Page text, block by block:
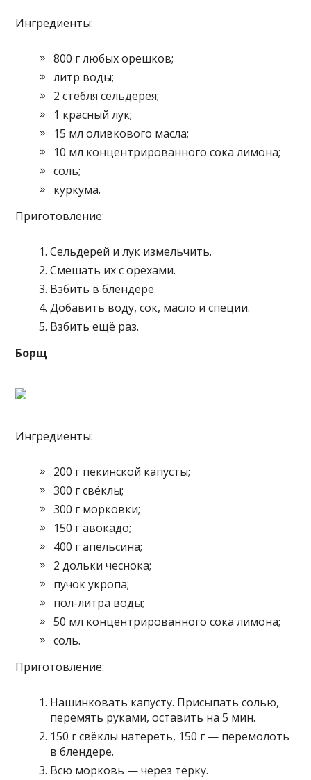
Ингредиенты:
800 г любых орешков;
литр воды;
2 стебля сельдерея;
1 красный лук;
15 мл оливкового масла;
10 мл концентрированного сока лимона;
соль;
куркума.
Приготовление:
Сельдерей и лук измельчить.
Смешать их с орехами.
Взбить в блендере.
Добавить воду, сок, масло и специи.
Взбить ещё раз.
Борщ
Ингредиенты:
200 г пекинской капусты;
300 г свёклы;
300 г морковки;
150 г авокадо;
400 г апельсина;
2 дольки чеснока;
пучок укропа;
пол-литра воды;
50 мл концентрированного сока лимона;
соль.
Приготовление:
Нашинковать капусту. Присыпать солью,
перемять руками, оставить на 5 мин.
150 г свёклы натереть, 150 г — перемолоть
в блендере.
Всю морковь — через тёрку.